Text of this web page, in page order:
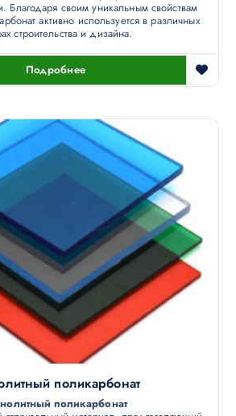
Благодаря своим уникальным свойствам
активно используется в различных
строительства и дизайна.
Подробнее
поликарбонат
поликарбонат